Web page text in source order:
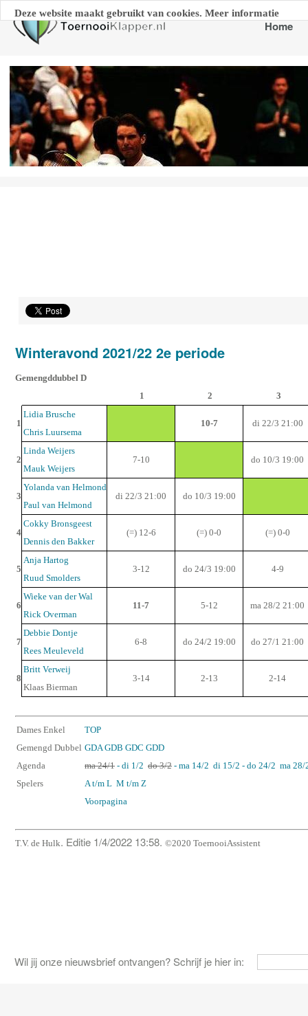
Winteravond 2021/22 2e periode
Gemengddubbel D
1
2 3
1
Lidia Brusche
Chris Luursema
10-7 di 22/3 21:00
2
Linda Weijers
Mauk Weijers
7-10 do 10/3 19:00
3
Yolanda van Helmond
Paul van Helmond
di 22/3 21:00 do 10/3 19:00
4
Cokky Bronsgeest
Dennis den Bakker
(=) 12-6 (=) 0-0 (=) 0-0
5
Anja Hartog
Ruud Smolders
3-12 do 24/3 19:00 4-9
6
Wieke van der Wal
Rick Overman
11-7 5-12 ma 28/2 21:00
7
Debbie Dontje
Rees Meuleveld
6-8 do 24/2 19:00 do 27/1 21:00
8
Britt Verweij
Klaas Bierman
3-14 2-13 2-14
Dames Enkel
TOP
Gemengd Dubbel GDA GDB GDC GDD
Agenda
ma 24/1 - di 1/2 do 3/2 - ma 14/2 di 15/2 - do 24/2 ma 28/
Spelers
A t/m L M t/m Z
Voorpagina
T.V. de Hulk. Editie 1/4/2022 13:58. ©2020 ToernooiAssistent
Wil jij onze nieuwsbrief ontvangen? Schrijf je hier in:
Home
Deze website maakt gebruikt van cookies. Meer informatie